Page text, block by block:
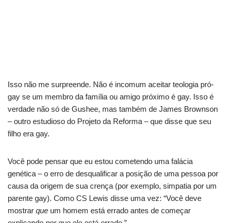
Isso não me surpreende. Não é incomum aceitar teologia pró-
gay se um membro da família ou amigo próximo é gay. Isso é
verdade não só de Gushee, mas também de James Brownson
– outro estudioso do Projeto da Reforma – que disse que seu
filho era gay.
Você pode pensar que eu estou cometendo uma falácia
genética – o erro de desqualificar a posição de uma pessoa por
causa da origem de sua crença (por exemplo, simpatia por um
parente gay). Como CS Lewis disse uma vez: “Você deve
mostrar que um homem está errado antes de começar